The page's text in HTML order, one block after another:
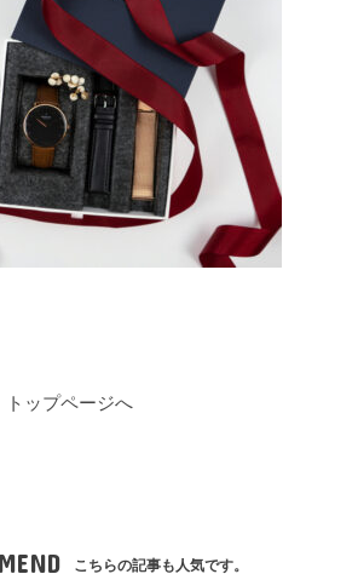
トップページへ
こちらの記事も人気です。